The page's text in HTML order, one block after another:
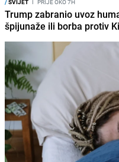
/SVIJET I PRIJE OKO 7H
Trump zabranio uvoz
špijunaže ili borba protiv